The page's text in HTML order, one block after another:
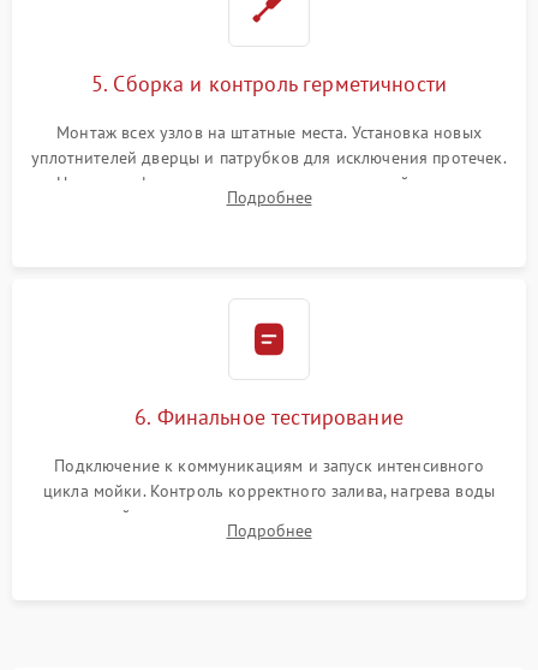
5. Сборка и контроль герметичности
Монтаж всех узлов на штатные места. Установка новых
уплотнителей дверцы и патрубков для исключения протечек.
Надежная фиксация хомутов гидравлической системы,
сборка корпуса и установка датчика поплавка.
Подробнее
6. Финальное тестирование
Подключение к коммуникациям и запуск интенсивного
цикла мойки. Контроль корректного залива, нагрева воды
до нужной температуры, отсутствия посторонних шумов,
штатного слива и абсолютной сухости в поддоне.
Подробнее